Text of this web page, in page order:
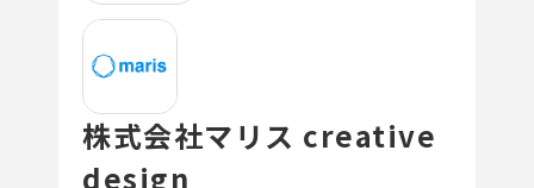
株式会社マリス creative
design